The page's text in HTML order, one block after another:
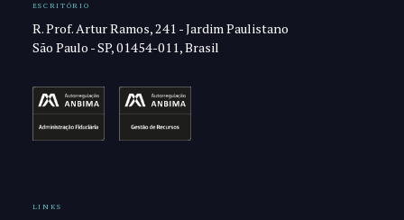
ESCRITÓRIO
R. Prof. Artur Ramos, 241 - Jardim Paulistano
São Paulo - SP, 01454-011, Brasil
LINKS